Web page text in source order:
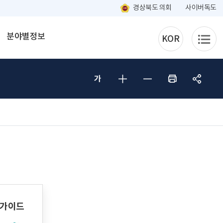
경상북도 의회 사이버독도
분야별정보 KOR
이드